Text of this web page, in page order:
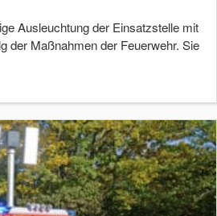
Ausleuchtung der Einsatzstelle mit
der Maßnahmen der Feuerwehr. Sie